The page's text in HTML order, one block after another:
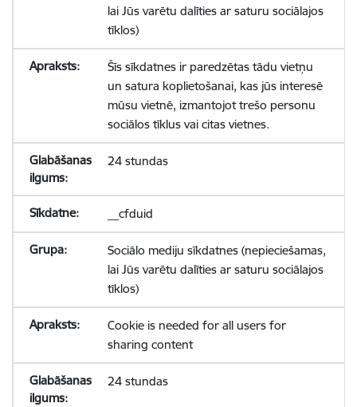
lai Jūs varētu dalīties ar saturu sociālajos
tīklos)
Šīs sīkdatnes ir paredzētas tādu vietņu
un satura koplietošanai, kas jūs interesē
mūsu vietnē, izmantojot trešo personu
sociālos tīklus vai citas vietnes.
24 stundas
__cfduid
Sociālo mediju sīkdatnes (nepieciešamas,
lai Jūs varētu dalīties ar saturu sociālajos
tīklos)
Cookie is needed for all users for
sharing content
24 stundas